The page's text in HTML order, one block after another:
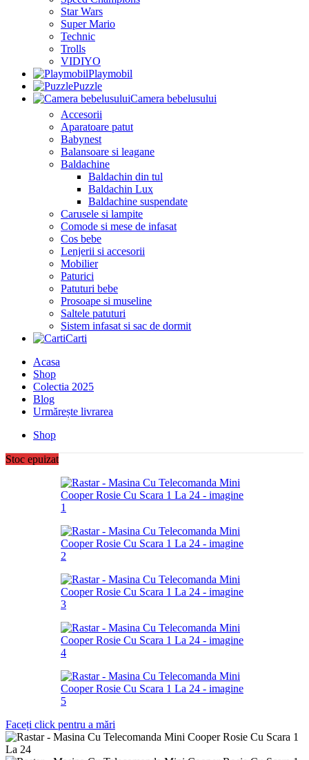
Star Wars
Super Mario
Technic
Trolls
VIDIYO
Playmobil
Puzzle
Camera bebelusului
Accesorii
Aparatoare patut
Babynest
Balansoare si leagane
Baldachine
Baldachin din tul
Baldachin Lux
Baldachine suspendate
Carusele si lampite
Comode si mese de infasat
Cos bebe
Lenjerii si accesorii
Mobilier
Paturici
Patuturi bebe
Prosoape si museline
Saltele patuturi
Sistem infasat si sac de dormit
Carti
Acasa
Shop
Colectia 2025
Blog
Urmărește livrarea
Shop
Stoc epuizat
Faceți click pentru a mări